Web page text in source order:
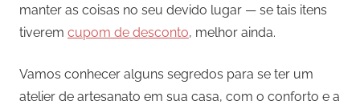
manter as coisas no seu devido lugar — se tais itens
tiverem cupom de desconto, melhor ainda.
Vamos conhecer alguns segredos para se ter um
atelier de artesanato em sua casa, com o conforto e a